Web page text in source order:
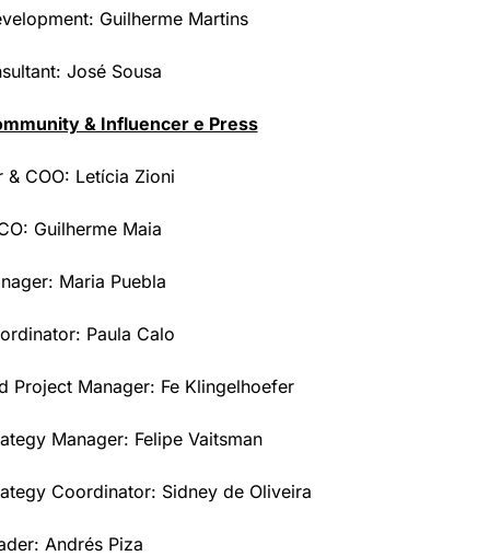
Guilherme Martins
José Sousa
& Influencer e Press
& COO: Letícia Zioni
Guilherme Maia
Maria Puebla
Paula Calo
Project Manager: Fe Klingelhoefer
Manager: Felipe Vaitsman
Coordinator: Sidney de Oliveira
Andrés Piza